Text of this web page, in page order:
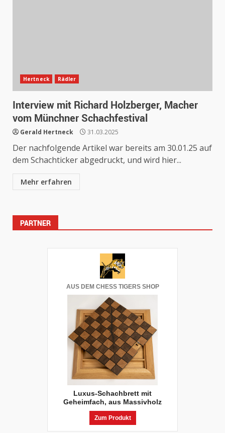
Hertneck Rädler
Interview mit Richard Holzberger, Macher
vom Münchner Schachfestival
Gerald Hertneck 31.03.2025
Der nachfolgende Artikel war bereits am 30.01.25 auf
dem Schachticker abgedruckt, und wird hier...
Mehr erfahren
PARTNER
AUS DEM CHESS TIGERS SHOP
Luxus-Schachbrett mit
Geheimfach, aus Massivholz
Zum Produkt